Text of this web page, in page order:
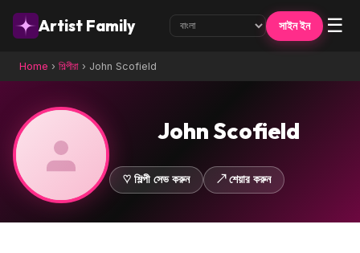
Artist Family সাইন ইন ☰
Home › শিল্পীরা › John Scofield
John Scofield
♡ শিল্পী সেভ করুন ↗ শেয়ার করুন